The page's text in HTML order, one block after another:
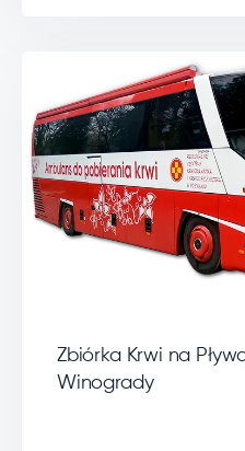
Zbiórka Krwi na
Winogrady